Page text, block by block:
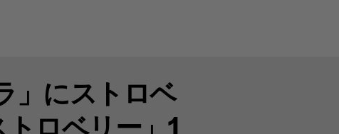
」にストロベ
ロベリー」1